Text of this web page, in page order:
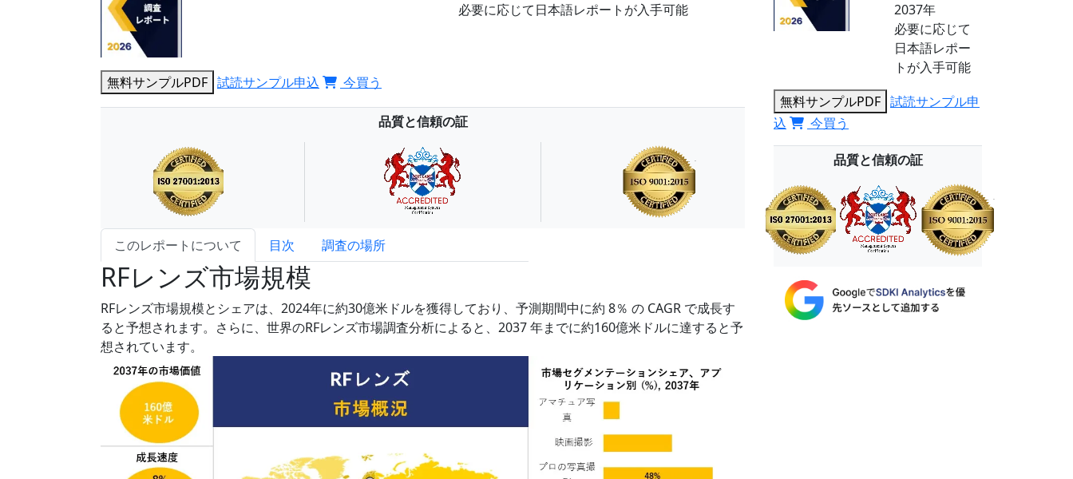
必要に応じて日本語レポートが入手可能
無料サンプルPDF 試読サンプル申込 今買う
品質と信頼の証
このレポートについて 目次 調査の場所
RFレンズ市場規模
RFレンズ市場規模とシェアは、2024年に約30億米ドルを獲得しており、予測期間中に約 8％ の CAGR で成長す
ると予想されます。さらに、世界のRFレンズ市場調査分析によると、2037 年までに約160億米ドルに達すると予
想されています。
2037年
必要に応じて
日本語レポー
トが入手可能
無料サンプルPDF 試読サンプル申
込
今買う
品質と信頼の証